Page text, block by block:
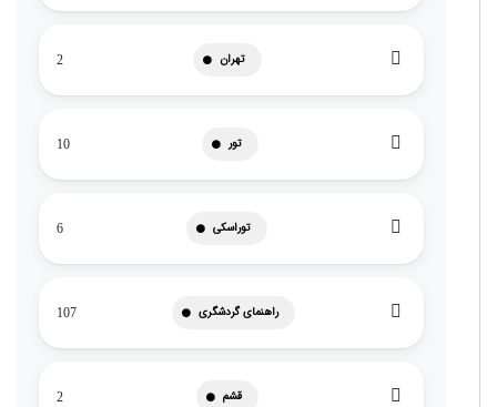
تهران 2
تور 10
توراسکی 6
راهنمای گردشگری 107
قشم 2